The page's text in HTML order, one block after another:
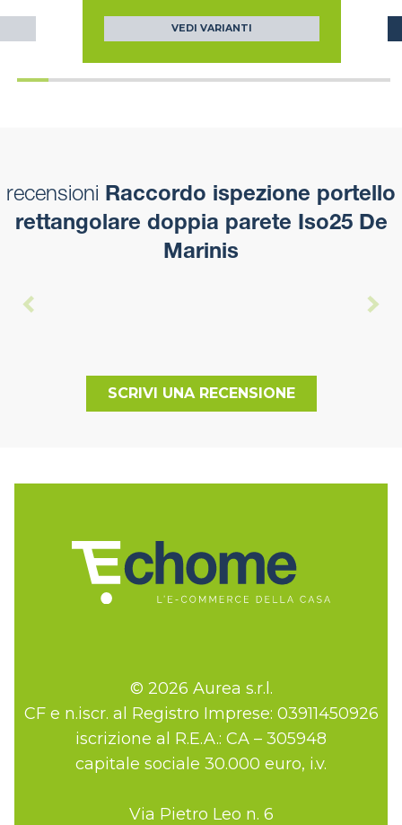
VEDI VARIANTI
recensioni Raccordo ispezione portello
rettangolare doppia parete Iso25 De
Marinis
SCRIVI UNA RECENSIONE
© 2026 Aurea s.r.l.
CF e n.iscr. al Registro Imprese: 03911450926
iscrizione al R.E.A.: CA – 305948
capitale sociale 30.000 euro, i.v.
Via Pietro Leo n. 6